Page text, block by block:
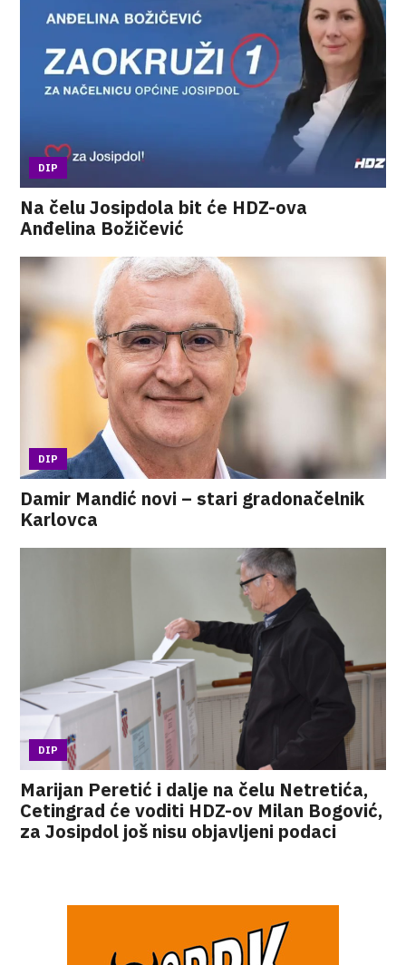
DIP
Na čelu Josipdola bit će HDZ-ova
Anđelina Božičević
DIP
Damir Mandić novi – stari gradonačelnik
Karlovca
DIP
Marijan Peretić i dalje na čelu Netretića,
Cetingrad će voditi HDZ-ov Milan Bogović,
za Josipdol još nisu objavljeni podaci